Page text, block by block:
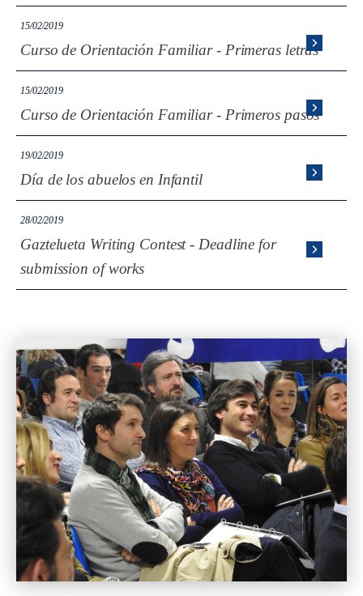
15/02/2019
Curso de Orientación Familiar - Primeras letras
15/02/2019
Curso de Orientación Familiar - Primeros pasos
19/02/2019
Día de los abuelos en Infantil
28/02/2019
Gaztelueta Writing Contest - Deadline for
submission of works